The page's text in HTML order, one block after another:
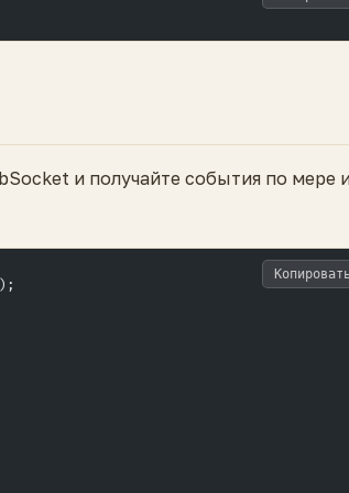
и получайте события по мере
);